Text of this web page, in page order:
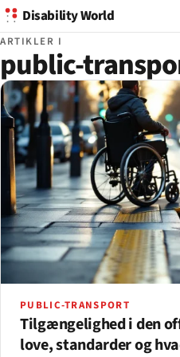
Disability World
ARTIKLER I
public-
PUBLIC-TRANSPORT
Tilgængelighed i den
love, standarder og